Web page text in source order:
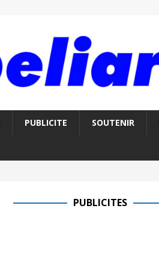
PUBLICITE SOUTENIR
PUBLICITES